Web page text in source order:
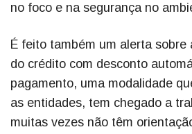
no foco e na segurança no
É feito também um alerta sobre
do crédito com desconto
pagamento, uma modalidade
as entidades, tem chegado a
muitas vezes não têm